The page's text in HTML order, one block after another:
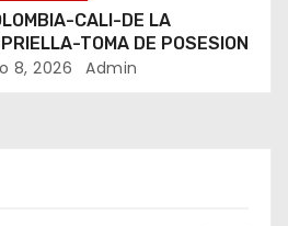
CALI-DE LA
TOMA DE POSESION
8, 2026 Admin